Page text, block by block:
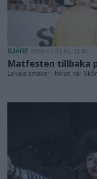
BJÄRE 2026-07-31 KL. 11:00
Matfesten tillbaka
Lokala smaker i fokus när